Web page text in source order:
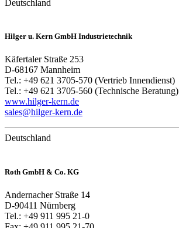
Deutschland
Hilger u. Kern GmbH Industrietechnik
Käfertaler Straße 253
D-68167 Mannheim
Tel.: +49 621 3705-570 (Vertrieb Innendienst)
Tel.: +49 621 3705-560 (Technische Beratung)
www.hilger-kern.de
sales@hilger-kern.de
Deutschland
Roth GmbH & Co. KG
Andernacher Straße 14
D-90411 Nürnberg
Tel.: +49 911 995 21-0